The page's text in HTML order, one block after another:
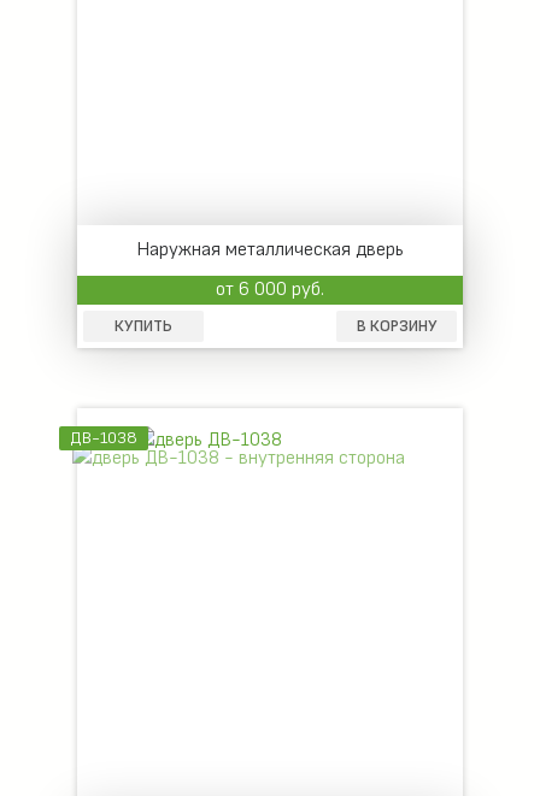
Наружная металлическая дверь
от 6 000 руб.
КУПИТЬ В КОРЗИНУ
ДВ-1038